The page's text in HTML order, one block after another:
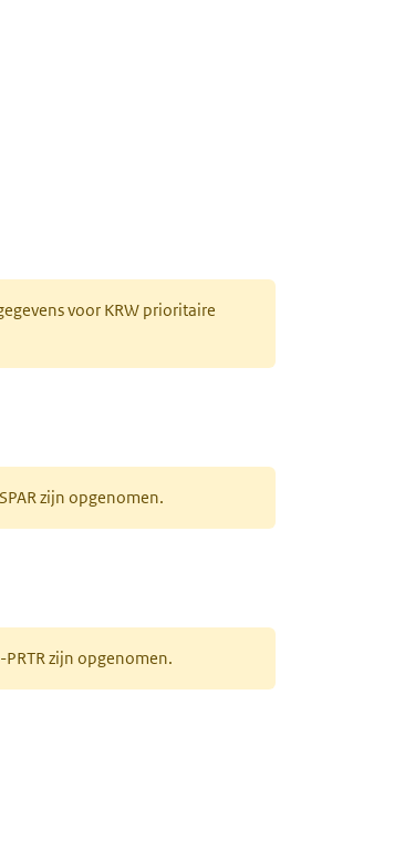
voor KRW prioritaire
zijn opgenomen.
zijn opgenomen.